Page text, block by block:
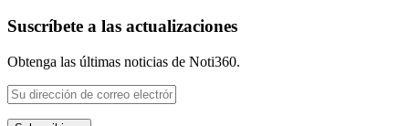
Suscríbete a las actualizaciones
Obtenga las últimas noticias de Noti360.